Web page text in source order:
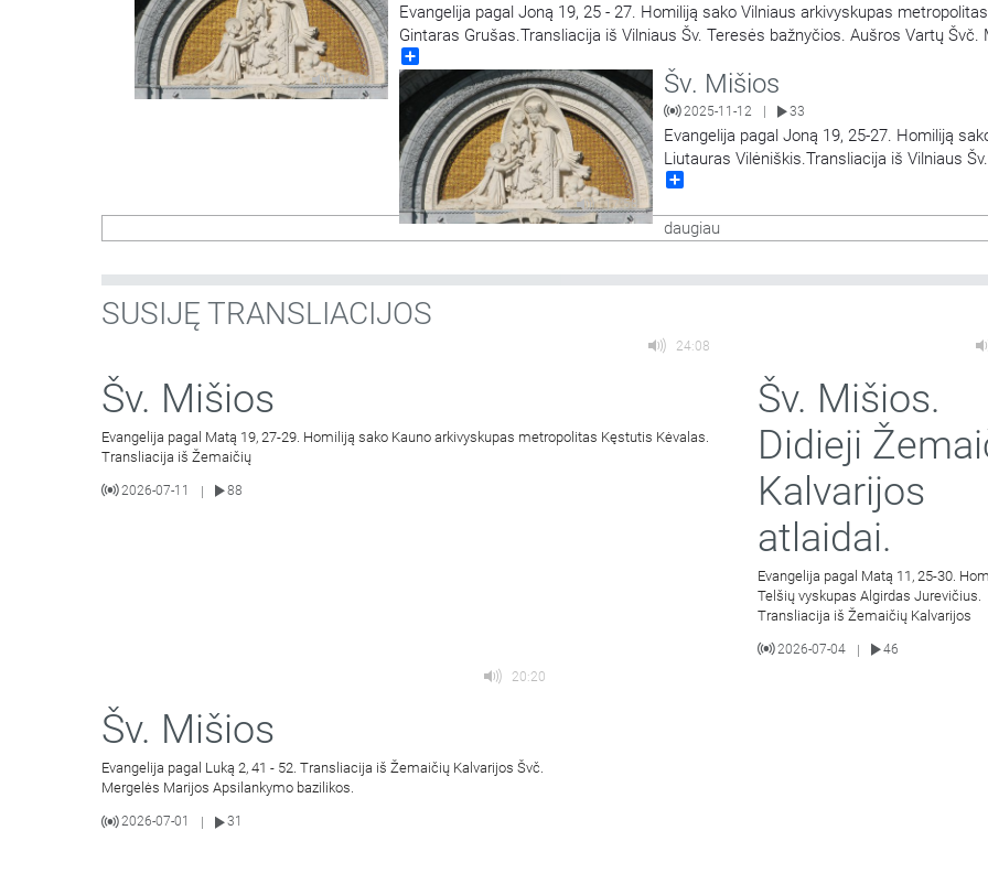
16:02
Evangelija pagal Joną 19, 25 - 27. Homiliją sako Vilniaus arkivyskupas metropolitas
Gintaras Grušas.Transliacija iš Vilniaus Šv. Teresės bažnyčios. Aušros Vartų Švč.
Marijos Gailestingumo Motinos atlaidai.
17:58
Šv. Mišios
2025-11-12 33
Evangelija pagal Joną 19, 25-27. Homiliją
Liutauras Vilėniškis.Transliacija iš Vilniaus
bažnyčios. Aušros Vartų Švč. Mergelės
daugiau
SUSIJĘ TRANSLIACIJOS
24:08
Šv. Mišios
Evangelija pagal Matą 19, 27-29. Homiliją sako Kauno arkivyskupas metropolitas Kęstutis Kėvalas.
Transliacija iš Žemaičių
2026-07-11 | 88
Šv. Mišios.
Didieji
Kalvarijos
atlaidai.
Evangelija pagal Matą 11, 25-30.
Telšių vyskupas Algirdas Jurevičius.
Transliacija iš Žemaičių Kalvarijos
2026-07-04 |
46
20:20
Šv. Mišios
Evangelija pagal Luką 2, 41 - 52. Transliacija iš Žemaičių Kalvarijos Švč.
Mergelės Marijos Apsilankymo bazilikos.
2026-07-01 31